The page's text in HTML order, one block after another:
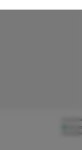
la vidéo -